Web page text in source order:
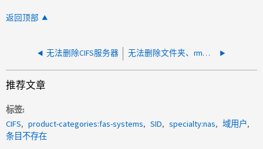
返回顶部
无法删除CIFS服务器 无法删除文件夹、rm：无法删除x/.Snapshot：只读文件系统
推荐文章
标签
CIFS
product-categories:fas-systems SID specialty:nas
域用户
条目不存在